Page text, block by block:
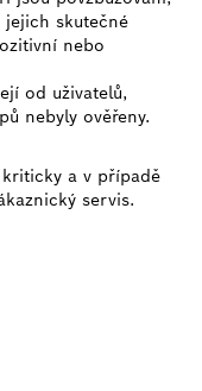
jejich skutečné
nebo
od uživatelů,
nebyly ověřeny.
a v případě
servis.